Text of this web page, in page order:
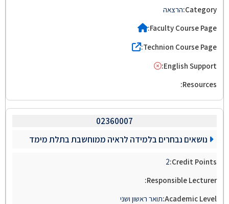
הרצאה
02360007
נושאים נבחרים בלמידה לראיה ממוחשבת בתלת מימד
2
תואר ראשון ושני